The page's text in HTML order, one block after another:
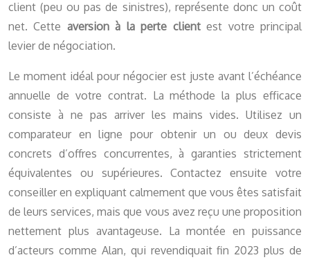
client (peu ou pas de sinistres), représente donc un coût
net. Cette aversion à la perte clientest votre principal
levier de négociation.
Le moment idéal pour négocier est juste avant l’échéance
annuelle de votre contrat. La méthode la plus efficace
consiste à ne pas arriver les mains vides. Utilisez un
comparateur en ligne pour obtenir un ou deux devis
concrets d’offres concurrentes, à garanties strictement
équivalentes ou supérieures. Contactez ensuite votre
conseiller en expliquant calmement que vous êtes satisfait
de leurs services, mais que vous avez reçu une proposition
nettement plus avantageuse. La montée en puissance
d’acteurs comme Alan, qui revendiquait fin 2023 plus de